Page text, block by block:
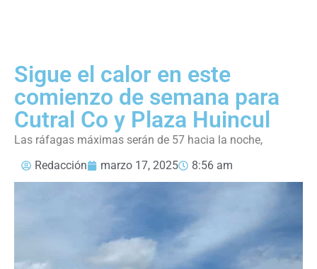
Sigue el calor en este
comienzo de semana para
Cutral Co y Plaza Huincul
Las ráfagas máximas serán de 57 hacia la noche,
Redacción
marzo 17, 2025 8:56 am